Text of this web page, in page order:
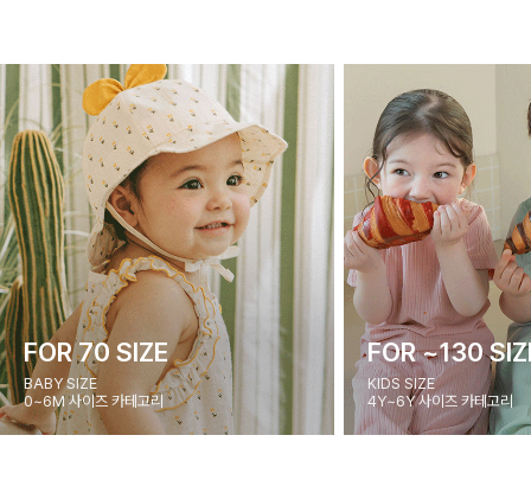
FOR 70 SIZE
BABY SIZE
0~6M 사이즈 카테고리
FOR ~130
KIDS SIZE
4Y~6Y 사이즈 카테고리